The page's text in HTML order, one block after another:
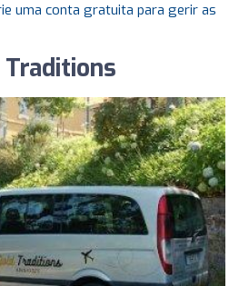
uma conta gratuita para gerir as